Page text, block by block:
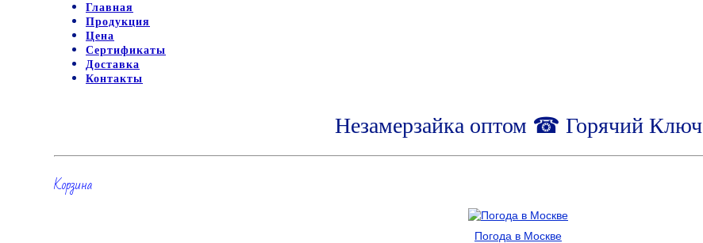
Главная
Продукция
Цена
Сертификаты
Доставка
Контакты
Незамерзайка оптом ☎ Горячий Ключ
Корзина
Погода в Москве